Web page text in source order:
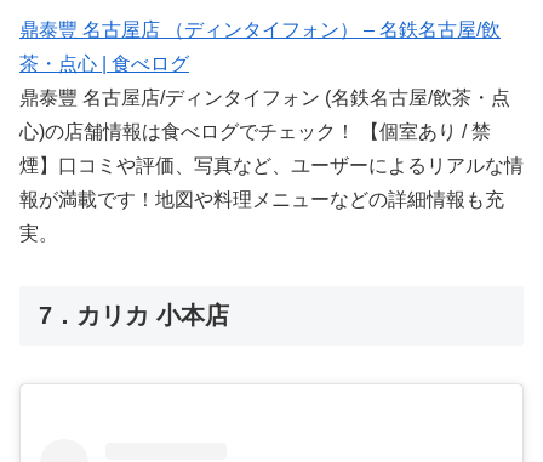
鼎泰豐 名古屋店 （ディンタイフォン） – 名鉄名古屋/飲
茶・点心 | 食べログ
鼎泰豐 名古屋店/ディンタイフォン (名鉄名古屋/飲茶・点
心)の店舗情報は食べログでチェック！ 【個室あり / 禁
煙】口コミや評価、写真など、ユーザーによるリアルな情
報が満載です！地図や料理メニューなどの詳細情報も充
実。
7．カリカ 小本店